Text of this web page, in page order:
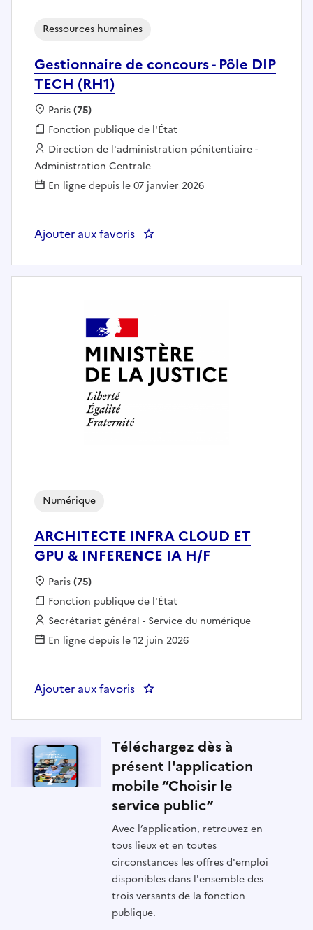
Gestionnaire de concours - Pôle DIP
TECH (RH1)
Ressources humaines
Localisation :
Paris(75)
Fonction publique :
Fonction publique de l'État
Employeur :
Direction de l'administration pénitentiaire -
Administration Centrale
En ligne depuis le 07 janvier 2026
Ajouter aux favoris : Gestionnaire de concours -
ARCHITECTE INFRA CLOUD ET
GPU & INFERENCE IA H/F
Numérique
Localisation :
Paris(75)
Fonction publique :
Fonction publique de l'État
Employeur :
Secrétariat général - Service du numérique
En ligne depuis le 12 juin 2026
Ajouter aux favoris : ARCHITECTE INFRA CLOUD
Téléchargez dès à
présent l'application
mobile “Choisir le
service public”
Avec l’application, retrouvez en
tous lieux et en toutes
circonstances les offres d'emploi
disponibles dans l'ensemble des
trois versants de la fonction
publique.